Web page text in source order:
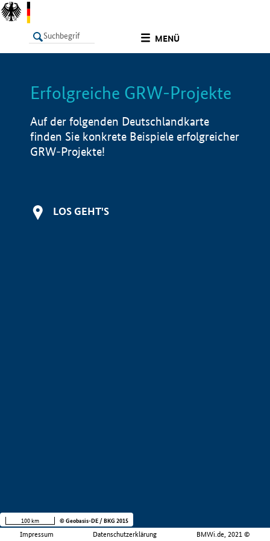
MENÜ
LISTE Info
Erfolgreiche GRW-Projekte
Auf der folgenden Deutschlandkarte
finden Sie konkrete Beispiele erfolgreicher
GRW-Projekte!
LOS GEHT'S
Impressum Datenschutzerklärung BMWi.de, 2021 ©
100 km © Geobasis-DE / BKG 2015